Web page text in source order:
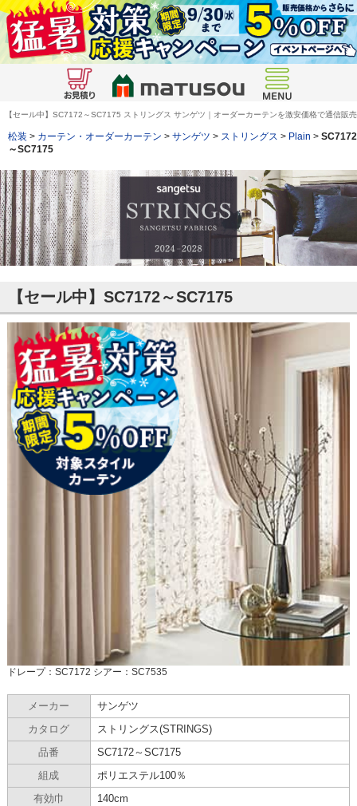
【セール中】SC7172～SC7175 ストリングス サンゲツ｜オーダーカーテンを激安価格で通信販売
松装 > カーテン・オーダーカーテン > サンゲツ > ストリングス > Plain > SC7172
～SC7175
【セール中】SC7172～SC7175
ドレープ：SC7172 シアー：SC7535
メーカー
サンゲツ
カタログ
ストリングス(STRINGS)
品番
SC7172～SC7175
組成
ポリエステル100％
有効巾
140cm